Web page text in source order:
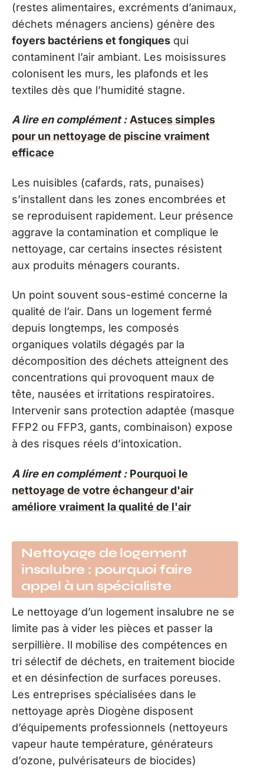
(restes alimentaires, excréments d’animaux,
déchets ménagers anciens) génère des
foyers bactériens et fongiques qui
contaminent l’air ambiant. Les moisissures
colonisent les murs, les plafonds et les
textiles dès que l’humidité stagne.
A lire en complément : Astuces simples
pour un nettoyage de piscine vraiment
efficace
Les nuisibles (cafards, rats, punaises)
s’installent dans les zones encombrées et
se reproduisent rapidement. Leur présence
aggrave la contamination et complique le
nettoyage, car certains insectes résistent
aux produits ménagers courants.
Un point souvent sous-estimé concerne la
qualité de l’air. Dans un logement fermé
depuis longtemps, les composés
organiques volatils dégagés par la
décomposition des déchets atteignent des
concentrations qui provoquent maux de
tête, nausées et irritations respiratoires.
Intervenir sans protection adaptée (masque
FFP2 ou FFP3, gants, combinaison) expose
à des risques réels d’intoxication.
A lire en complément : Pourquoi le
nettoyage de votre échangeur d'air
améliore vraiment la qualité de l'air
Nettoyage de logement
insalubre : pourquoi faire
appel à un spécialiste
Le nettoyage d’un logement insalubre ne se
limite pas à vider les pièces et passer la
serpillière. Il mobilise des compétences en
tri sélectif de déchets, en traitement biocide
et en désinfection de surfaces poreuses.
Les entreprises spécialisées dans le
nettoyage après Diogène disposent
d’équipements professionnels (nettoyeurs
vapeur haute température, générateurs
d’ozone, pulvérisateurs de biocides)